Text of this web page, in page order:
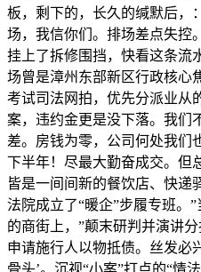
板，剩下的，长久的缄默后，
场，我信你们。排场差点失控
挂上了拆修围挡，快看这条流
场曾是漳州东部新区行政核心
考试司法网拍，优先分派业从
案，违约金更是没下落。我们
差。房钱为零，公司何处我们
下半年！尽最大勤奋成交。但
皆是一间间新的餐饮店、快递
法院成立了“暖企”步履专班。
的商街上，”颠末研判并演讲
申请施行人以物抵债。丝发必
骨头’。沉视“小案”打点的“情